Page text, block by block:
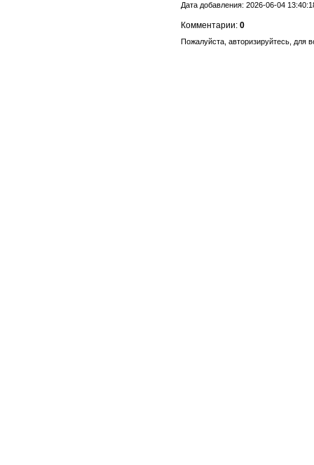
Дата добавления: 2026-06-04
Комментарии: 0
Пожалуйста, авторизируйтесь, для